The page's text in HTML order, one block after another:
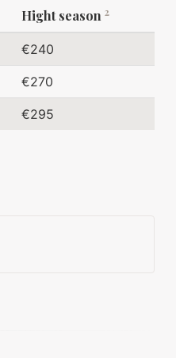
Hight season 2
€240
€270
€295